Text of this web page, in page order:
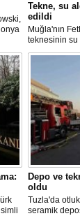
Tekne, su
edildi
Muğla'nın
teknesinin su
bulunan 100
Depo ve
oldu
Tuzla'da
seramik